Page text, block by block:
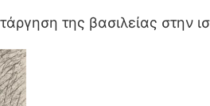
της βασιλείας στην